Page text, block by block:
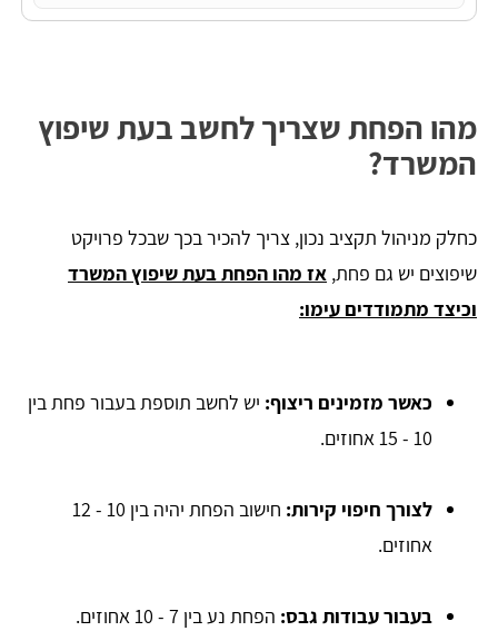
מהו הפחת שצריך לחשב בעת שיפוץ
המשרד?
כחלק מניהול תקציב נכון, צריך להכיר בכך שבכל פרויקט
שיפוצים יש גם פחת, אז מהו הפחת בעת שיפוץ המשרד
וכיצד מתמודדים עימו:
כאשר מזמינים ריצוף: יש לחשב תוספת בעבור פחת בין
10 - 15 אחוזים.
לצורך חיפוי קירות:
חישוב הפחת יהיה בין 10 - 12
אחוזים.
בעבור עבודות גבס: הפחת נע בין 7 - 10 אחוזים.